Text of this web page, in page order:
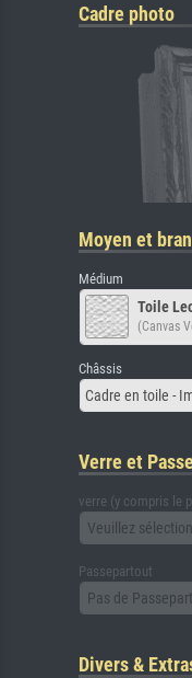
Cadre photo
Moyen et
Médium
Toile
(Canvas
Châssis
Cadre en toile -
Verre et
verre (y compris le
Veuillez
Passepartout
Pas de
Divers &